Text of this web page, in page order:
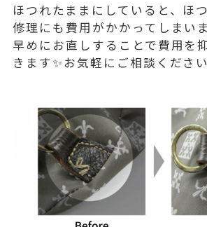
ほつれたままにしていると、ほ
修理にも費用がかかってしまい
早めにお直しすることで費用を
きます✨お気軽にご相談ください